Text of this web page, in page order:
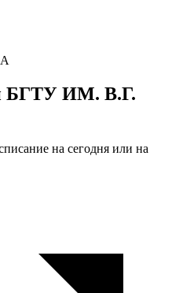
БГТУ ИМ. В.Г.
на сегодня или на